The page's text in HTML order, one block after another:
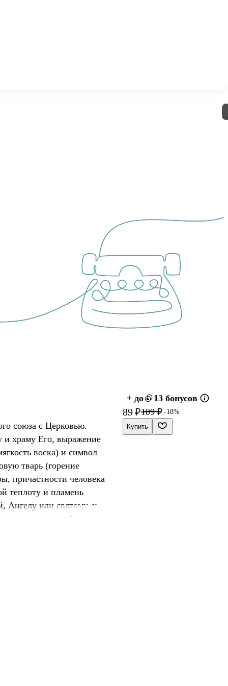
+ до 13 бонусов
89 ₽109 ₽ -18%
Купить
союза с Церковью.
и храму Его, выражение
воска) и символ
тварь (горение
причастности человека
теплоту и пламень
Ангелу или святому, у
обычая